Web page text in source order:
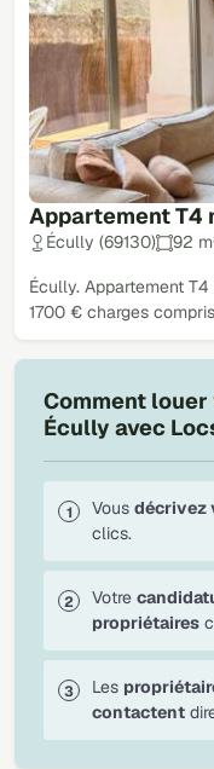
Appartement T4
Écully (69130) 92
Écully. Appartement
1700 € charges
Comment
Écully avec
Vous décrivez
clics.
Votre
propriétaires
Les
contactent